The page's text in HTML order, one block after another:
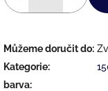
Můžeme doručit do:
Kategorie:
barva: